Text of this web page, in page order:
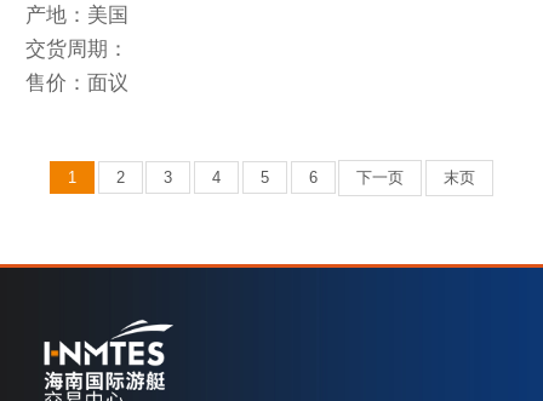
产地：美国
交货周期：
售价：面议
1 2 3 4 5 6 下一页 末页